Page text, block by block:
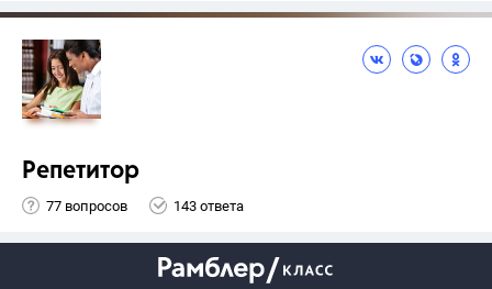
Репетитор
77 вопросов 143 ответа